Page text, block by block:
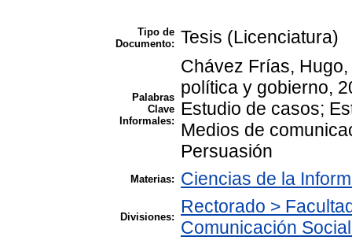
Tipo de
Documento: Tesis (Licenciatura)
Palabras
Clave
Informales:
Chávez Frías,
política y gobierno,
Estudio de casos;
Medios de
Persuasión
Materias: Ciencias de la
Divisiones:
Rectorado >
Comunicación